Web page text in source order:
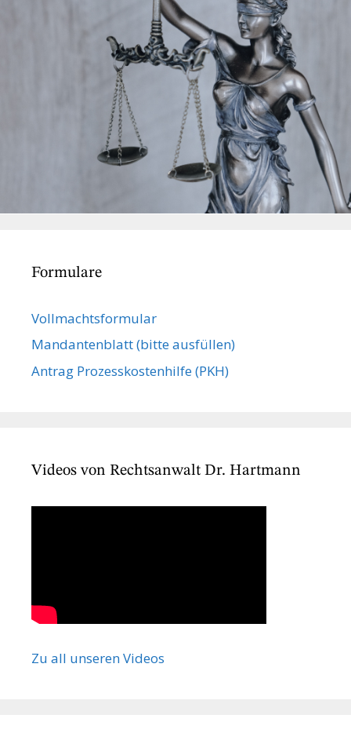
Formulare
Vollmachts­formular
Mandanten­blatt (bitte ausfüllen)
Antrag Prozesskostenhilfe (PKH)
Videos von Rechtsanwalt Dr. Hartmann
Zu all unseren Videos